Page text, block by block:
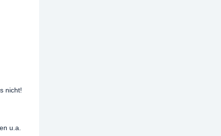
nicht!
u.a.